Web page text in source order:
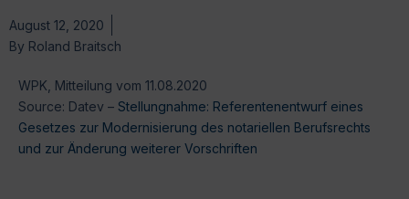
August 12, 2020
By Roland Braitsch
WPK, Mitteilung vom 11.08.2020
Source: Datev – Stellungnahme: Referentenentwurf eines
Gesetzes zur Modernisierung des notariellen Berufsrechts
und zur Änderung weiterer Vorschriften